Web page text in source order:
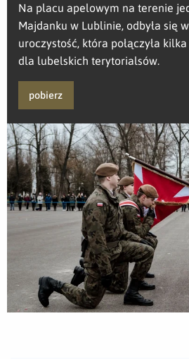
Na placu apelowym na terenie
Majdanku w Lublinie, odbyła się
uroczystość, która połączyła
dla lubelskich terytorialsów.
pobierz